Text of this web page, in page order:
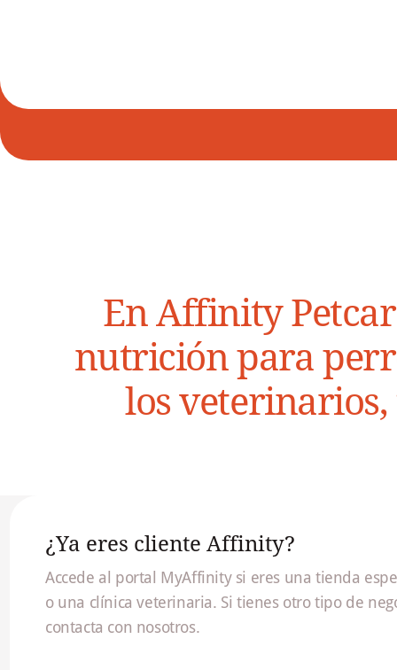
En Affinity
nutrición para
los veterinarios,
¿Ya eres cliente Affinity?
Accede al portal MyAffinity si eres una tienda
o una clínica veterinaria. Si tienes otro tipo de
contacta con nosotros.